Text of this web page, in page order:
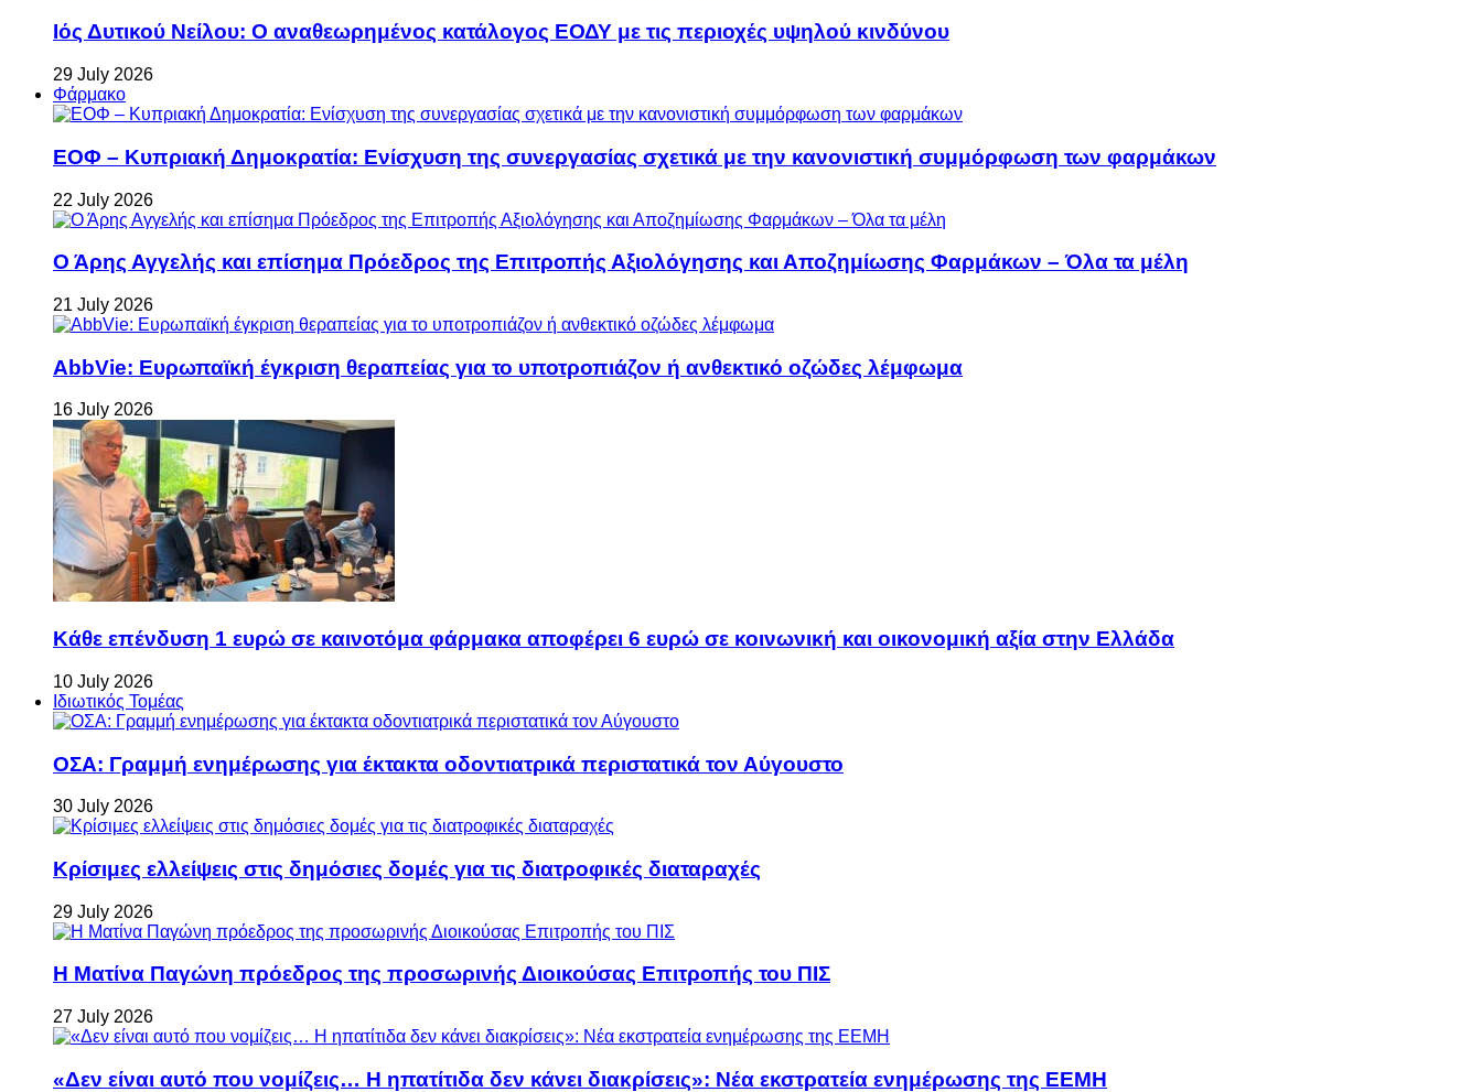
Ιός Δυτικού Νείλου: Ο αναθεωρημένος κατάλογος ΕΟΔΥ με τις περιοχές υψηλού κινδύνου
29 July 2026
Φάρμακο
ΕΟΦ – Κυπριακή Δημοκρατία: Ενίσχυση της συνεργασίας σχετικά με την κανονιστική συμμόρφωση των φαρμάκων
22 July 2026
Ο Άρης Αγγελής και επίσημα Πρόεδρος της Επιτροπής Αξιολόγησης και Αποζημίωσης Φαρμάκων – Όλα τα μέλη
21 July 2026
AbbVie: Ευρωπαϊκή έγκριση θεραπείας για το υποτροπιάζον ή ανθεκτικό οζώδες λέμφωμα
16 July 2026
Κάθε επένδυση 1 ευρώ σε καινοτόμα φάρμακα αποφέρει 6 ευρώ σε κοινωνική και οικονομική αξία στην Ελλάδα
10 July 2026
Ιδιωτικός Τομέας
ΟΣΑ: Γραμμή ενημέρωσης για έκτακτα οδοντιατρικά περιστατικά τον Αύγουστο
30 July 2026
Κρίσιμες ελλείψεις στις δημόσιες δομές για τις διατροφικές διαταραχές
29 July 2026
Η Ματίνα Παγώνη πρόεδρος της προσωρινής Διοικούσας Επιτροπής του ΠΙΣ
27 July 2026
«Δεν είναι αυτό που νομίζεις… Η ηπατίτιδα δεν κάνει διακρίσεις»: Νέα εκστρατεία ενημέρωσης της ΕΕΜΗ